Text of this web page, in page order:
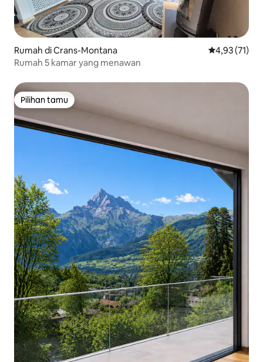
Rumah di Crans-Montana Nilai rata-
4,93 (71)
Rumah 5 kamar yang menawan
Pilihan tamu
Pilihan tamu